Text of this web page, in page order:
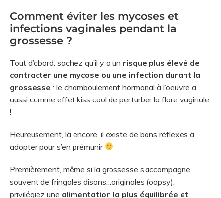
Comment éviter les mycoses et
infections vaginales pendant la
grossesse ?
Tout d’abord, sachez qu’il y a un risque plus élevé de
contracter une mycose ou une infection durant la
grossesse : le chamboulement hormonal à l’oeuvre a
aussi comme effet kiss cool de perturber la flore vaginale
!
Heureusement, là encore, il existe de bons réflexes à
adopter pour s’en prémunir
Premièrement, même si la grossesse s’accompagne
souvent de fringales disons…originales (oopsy),
privilégiez une alimentation la plus équilibrée et